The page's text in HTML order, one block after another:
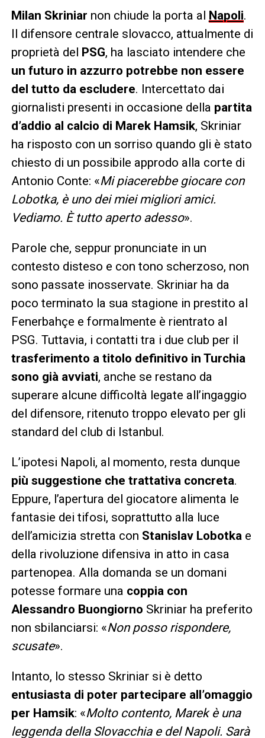
Milan Skriniar non chiude la porta al Napoli.
Il difensore centrale slovacco, attualmente di
proprietà del PSG, ha lasciato intendere che
un futuro in azzurro potrebbe non essere
del tutto da escludere. Intercettato dai
giornalisti presenti in occasione della partita
d’addio al calcio di Marek Hamsik, Skriniar
ha risposto con un sorriso quando gli è stato
chiesto di un possibile approdo alla corte di
Antonio Conte: «Mi piacerebbe giocare con
Lobotka, è uno dei miei migliori amici.
Vediamo. È tutto aperto adesso».
Parole che, seppur pronunciate in un
contesto disteso e con tono scherzoso, non
sono passate inosservate. Skriniar ha da
poco terminato la sua stagione in prestito al
Fenerbahçe e formalmente è rientrato al
PSG. Tuttavia, i contatti tra i due club per il
trasferimento a titolo definitivo in Turchia
sono già avviati, anche se restano da
superare alcune difficoltà legate all’ingaggio
del difensore, ritenuto troppo elevato per gli
standard del club di Istanbul.
L’ipotesi Napoli, al momento, resta dunque
più suggestione che trattativa concreta.
Eppure, l’apertura del giocatore alimenta le
fantasie dei tifosi, soprattutto alla luce
dell’amicizia stretta con Stanislav Lobotka e
della rivoluzione difensiva in atto in casa
partenopea. Alla domanda se un domani
potesse formare una coppia con
Alessandro Buongiorno Skriniar ha preferito
non sbilanciarsi: «Non posso rispondere,
scusate».
Intanto, lo stesso Skriniar si è detto
entusiasta di poter partecipare all’omaggio
per Hamsik: «Molto contento, Marek è una
leggenda della Slovacchia e del Napoli. Sarà